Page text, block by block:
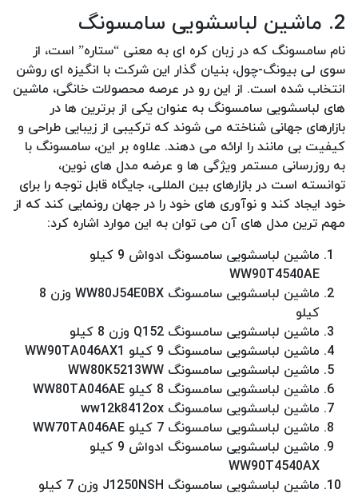
2. ماشین لباسشویی سامسونگ
نام سامسونگ که در زبان کره ای به معنی “ستاره” است، از
سوی لی بیونگ-چول، بنیان گذار این شرکت با انگیزه ای روشن
انتخاب شده است. از این رو در عرصه محصولات خانگی، ماشین
های لباسشویی سامسونگ به عنوان یکی از برترین ها در
بازارهای جهانی شناخته می شوند که ترکیبی از زیبایی طراحی و
کیفیت بی مانند را ارائه می دهند. علاوه بر این، سامسونگ با
به روزرسانی مستمر ویژگی ها و عرضه مدل های نوین،
توانسته است در بازارهای بین المللی، جایگاه قابل توجه را برای
خود ایجاد کند و نوآوری های خود را در جهان رونمایی کند که از
مهم ترین مدل های آن می توان به این موارد اشاره کرد:
ماشین لباسشویی سامسونگ ادواش 9 کیلو
WW90T4540AE
ماشین لباسشویی سامسونگ WW80J54E0BX وزن 8
کیلو
ماشین لباسشویی سامسونگ Q152 وزن 8 کیلو
ماشین لباسشویی سامسونگ 9 کیلو WW90TA046AX1
ماشین لباسشویی سامسونگ WW80K5213WW
ماشین لباسشویی سامسونگ 8 کیلو WW80TA046AE
ماشین لباسشویی سامسونگ ww12k8412ox
ماشین لباسشویی سامسونگ 7 کیلو WW70TA046AE
ماشین لباسشویی سامسونگ ادواش 9 کیلو
WW90T4540AX
ماشین لباسشویی سامسونگ J1250NSH وزن 7 کیلو